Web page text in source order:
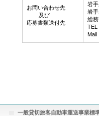
お問い合わせ先
及び
応募書類送付先
岩
岩
総
TEL
Mail
一般貸切旅客自動車運送事業標